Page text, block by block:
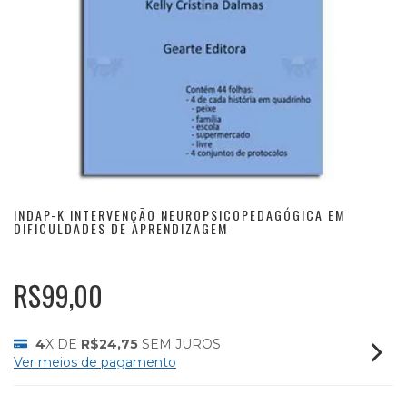
INDAP-K INTERVENÇÃO NEUROPSICOPEDAGÓGICA EM
DIFICULDADES DE APRENDIZAGEM
R$99,00
4X DE R$24,75 SEM JUROS
Ver meios de pagamento